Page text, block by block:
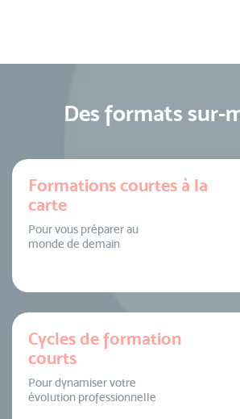
Des formats sur-
Formations courtes à la
carte
Pour vous préparer au
monde de demain
Cycles de formation
courts
Pour dynamiser votre
évolution professionnelle